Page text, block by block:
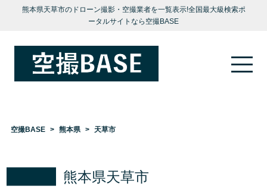
熊本県天草市のドローン撮影・空撮業者を一覧表示!全国最大級検索ポ
ータルサイトなら空撮BASE
空撮BASE 熊本県 天草市
熊本県天草市